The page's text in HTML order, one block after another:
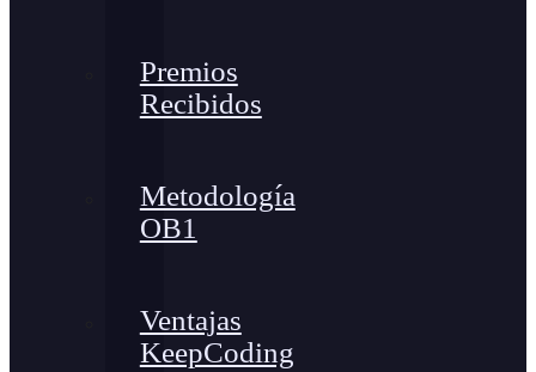
Premios
Recibidos
Metodología
OB1
Ventajas
KeepCoding